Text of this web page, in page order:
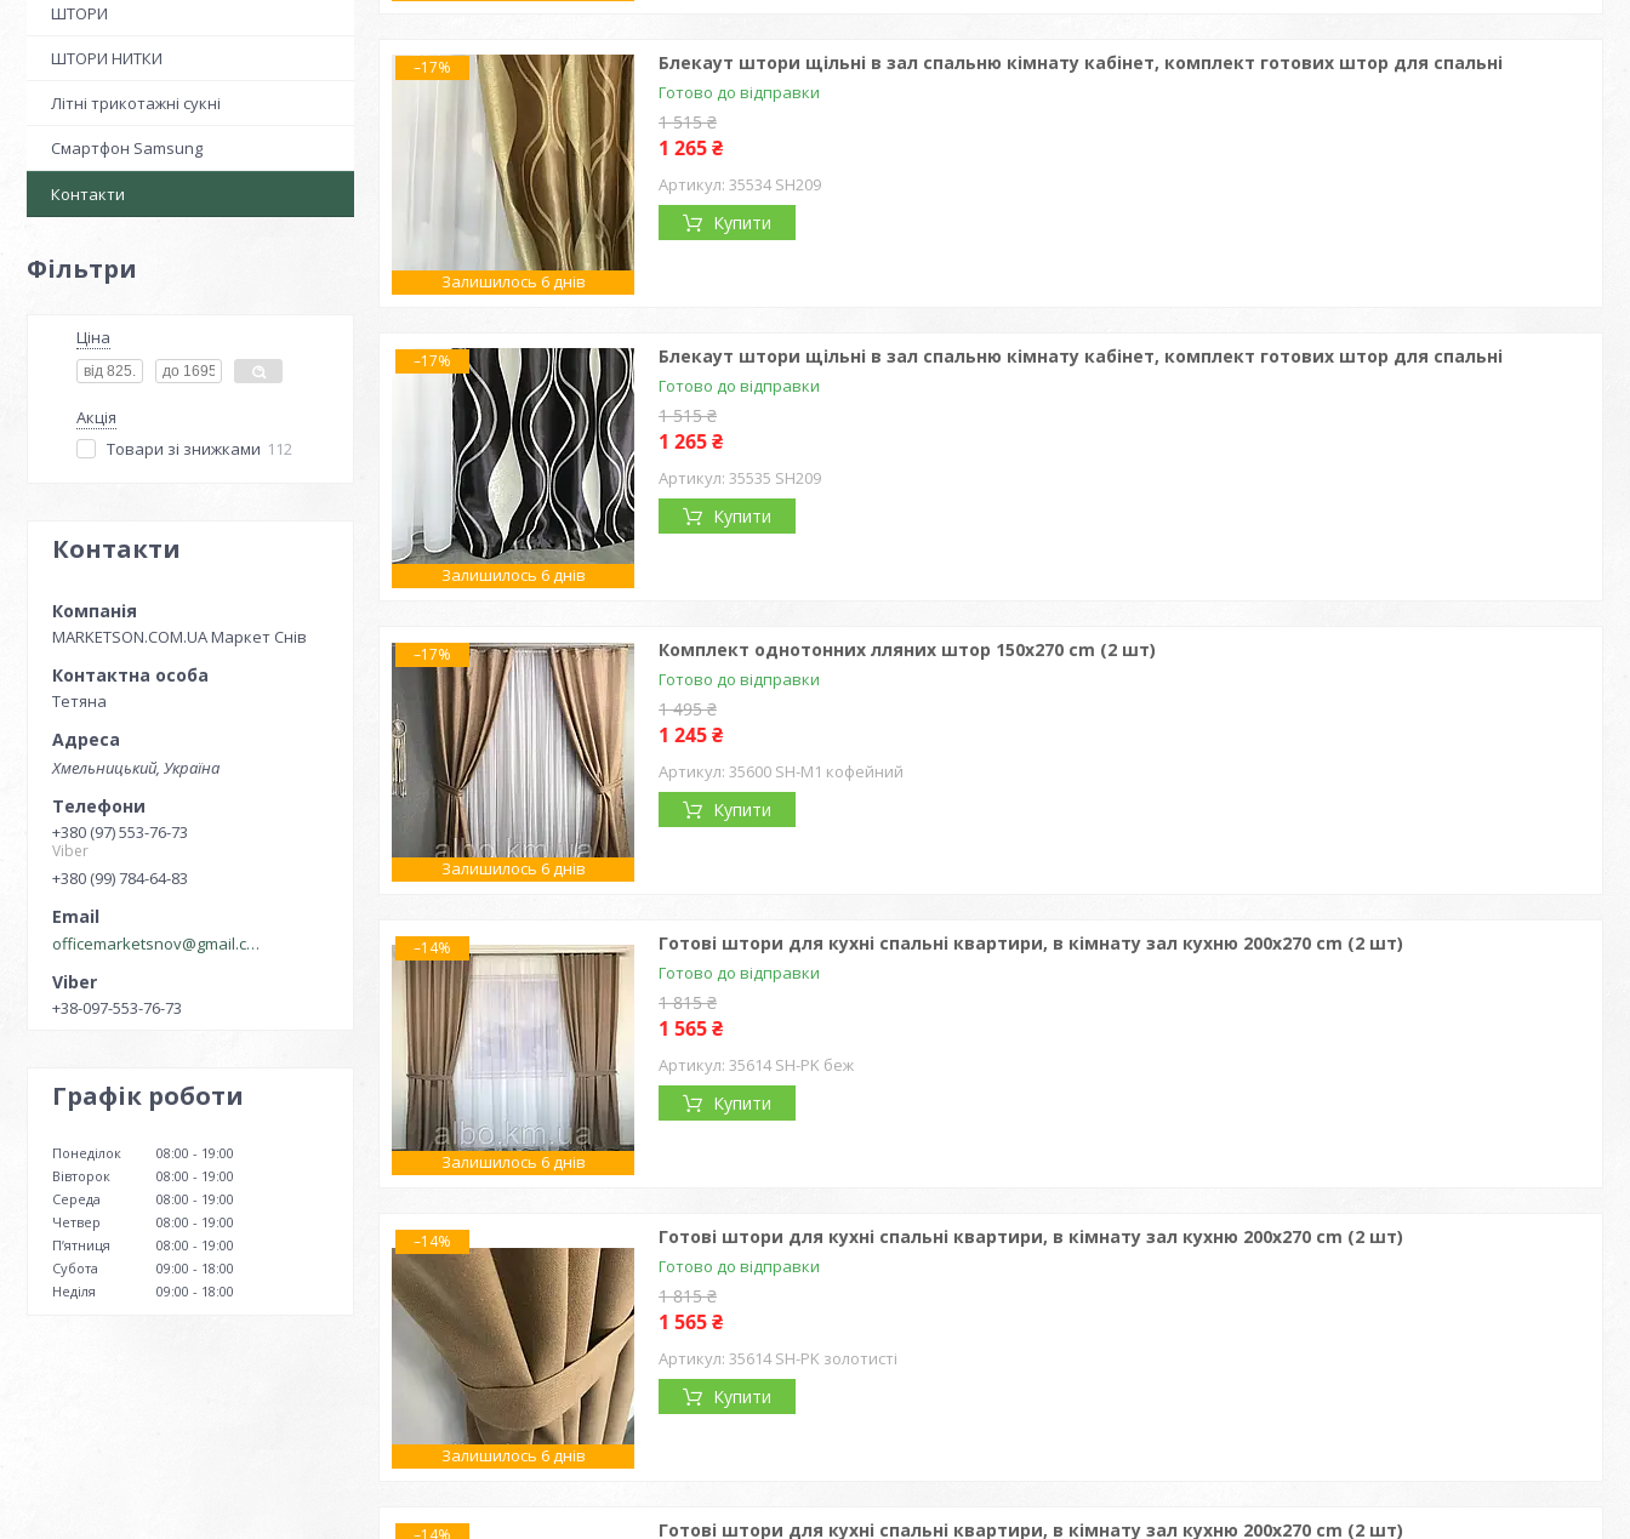
ШТОРИ
ШТОРИ НИТКИ
Літні трикотажні сукні
Смартфон Samsung
Контакти
Фільтри
Ціна
Акція
Товари зі знижками 112
Контакти
MARKETSON.COM.UA Маркет Снів
Тетяна
Хмельницький, Україна
+380 (97) 553-76-73
Viber
+380 (99) 784-64-83
officemarketsnov@gmail.com
+38-097-553-76-73
Графік роботи
Понеділок 08:00
19:00
Вівторок
08:00
19:00
Середа
08:00
19:00
Четвер
08:00
19:00
Пʼятниця
08:00
19:00
Субота
09:00
18:00
Неділя
09:00 18:00
–17%
Залишилось 6 днів
Блекаут штори щільні в зал спальню кімнату кабінет, комплект готових штор для спальні
Готово до відправки
1 515 ₴
1 265 ₴
35534 SH209
Купити
–17%
Залишилось 6 днів
Блекаут штори щільні в зал спальню кімнату кабінет, комплект готових штор для спальні
Готово до відправки
1 515 ₴
1 265 ₴
35535 SH209
Купити
–17%
Залишилось 6 днів
Комплект однотонних лляних штор 150x270 cm (2 шт)
Готово до відправки
1 495 ₴
1 245 ₴
35600 SH-M1 кофейний
Купити
–14%
Залишилось 6 днів
Готові штори для кухні спальні квартири, в кімнату зал кухню 200x270 cm (2 шт)
Готово до відправки
1 815 ₴
1 565 ₴
35614 SH-PK беж
Купити
–14%
Залишилось 6 днів
Готові штори для кухні спальні квартири, в кімнату зал кухню 200x270 cm (2 шт)
Готово до відправки
1 815 ₴
1 565 ₴
35614 SH-PK золотисті
Купити
–14% Готові штори для кухні спальні квартири, в кімнату зал кухню 200x270 cm (2 шт)